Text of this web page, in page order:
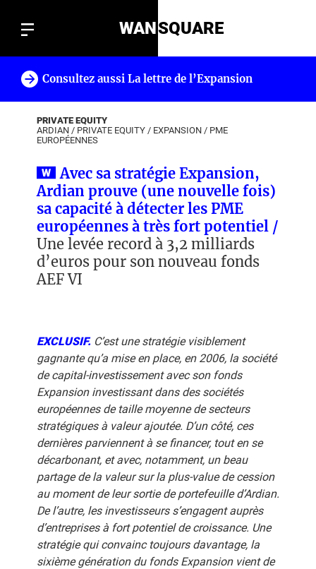
WANSQUARE
Consultez aussi La lettre de l’Expansion
PRIVATE EQUITY
ARDIAN / PRIVATE EQUITY / EXPANSION / PME
EUROPÉENNES
Avec sa stratégie Expansion,
Ardian prouve (une nouvelle fois)
sa capacité à détecter les PME
européennes à très fort potentiel /
Une levée record à 3,2 milliards
d’euros pour son nouveau fonds
AEF VI
EXCLUSIF. C’est une stratégie visiblement
gagnante qu’a mise en place, en 2006, la société
de capital-investissement avec son fonds
Expansion investissant dans des sociétés
européennes de taille moyenne de secteurs
stratégiques à valeur ajoutée. D’un côté, ces
dernières parviennent à se financer, tout en se
décarbonant, et avec, notamment, un beau
partage de la valeur sur la plus-value de cession
au moment de leur sortie de portefeuille d’Ardian.
De l’autre, les investisseurs s’engagent auprès
d’entreprises à fort potentiel de croissance. Une
stratégie qui convainc toujours davantage, la
sixième génération du fonds Expansion vient de